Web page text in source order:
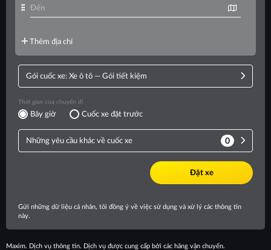
Maxim. Dịch vụ thông tin. Dịch vụ được cung cấp bởi các hãng vận chuyển.